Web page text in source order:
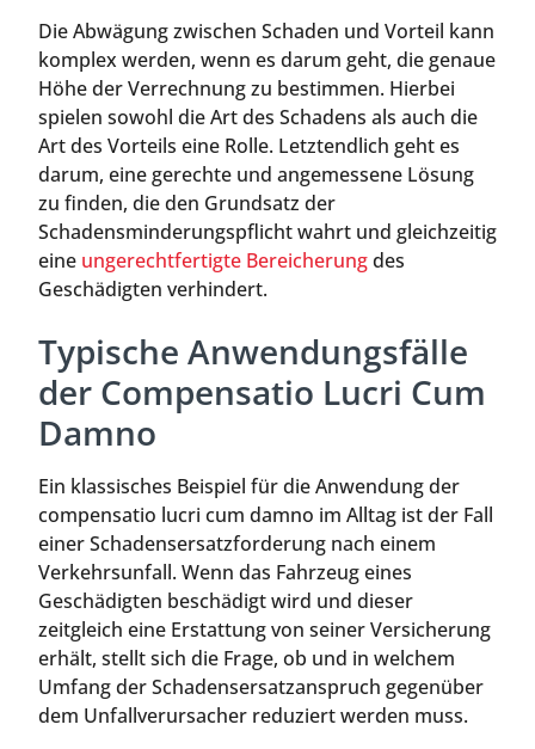
Die Abwägung zwischen Schaden und Vorteil kann
komplex werden, wenn es darum geht, die genaue
Höhe der Verrechnung zu bestimmen. Hierbei
spielen sowohl die Art des Schadens als auch die
Art des Vorteils eine Rolle. Letztendlich geht es
darum, eine gerechte und angemessene Lösung
zu finden, die den Grundsatz der
Schadensminderungspflicht wahrt und gleichzeitig
eine ungerechtfertigte Bereicherungdes
Geschädigten verhindert.
Typische Anwendungsfälle
der Compensatio Lucri Cum
Damno
Ein klassisches Beispiel für die Anwendung der
compensatio lucri cum damno im Alltag ist der Fall
einer Schadensersatzforderung nach einem
Verkehrsunfall. Wenn das Fahrzeug eines
Geschädigten beschädigt wird und dieser
zeitgleich eine Erstattung von seiner Versicherung
erhält, stellt sich die Frage, ob und in welchem
Umfang der Schadensersatzanspruch gegenüber
dem Unfallverursacher reduziert werden muss.